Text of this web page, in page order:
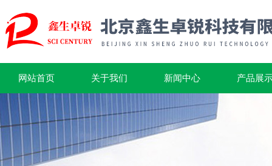
网站首页 关于我们 新闻中心 产品展